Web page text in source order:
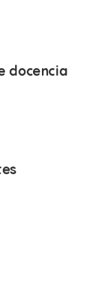
docencia